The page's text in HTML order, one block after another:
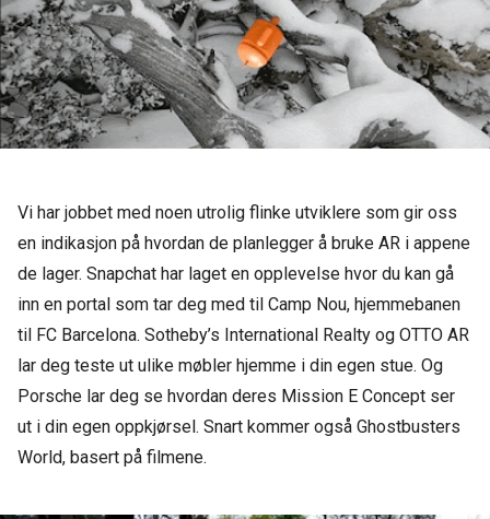
Vi har jobbet med noen utrolig flinke utviklere som gir oss
en indikasjon på hvordan de planlegger å bruke AR i appene
de lager. Snapchat har laget en opplevelse hvor du kan gå
inn en portal som tar deg med til Camp Nou, hjemmebanen
til FC Barcelona. Sotheby’s International Realty og OTTO AR
lar deg teste ut ulike møbler hjemme i din egen stue. Og
Porsche lar deg se hvordan deres Mission E Concept ser
ut i din egen oppkjørsel. Snart kommer også Ghostbusters
World, basert på filmene.